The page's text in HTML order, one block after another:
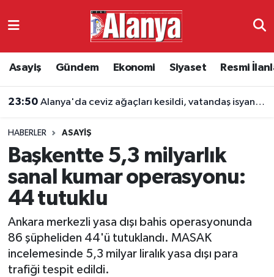
Asayiş Gündem Ekonomi Siyaset Resmi
23:50 Alanya'da ceviz ağaçları kesildi, vatandaş isyan etti
HABERLER ASAYIŞ
Başkentte 5,3 milyarlık
sanal kumar operasyonu:
44 tutuklu
Ankara merkezli yasa dışı bahis operasyonunda
86 şüpheliden 44'ü tutuklandı. MASAK
incelemesinde 5,3 milyar liralık yasa dışı para
trafiği tespit edildi.
Ekonomi
Resmi İlanlar
Alanyaspor
Turizm
E-Gazete
Antalya Namaz Vakitleri
Antalya Trafik Yoğunluk Haritası
Süper Lig Puan Durumu ve Fikstür
Tüm Manşetler
Son Dakika Haberleri
Haber Arşivi